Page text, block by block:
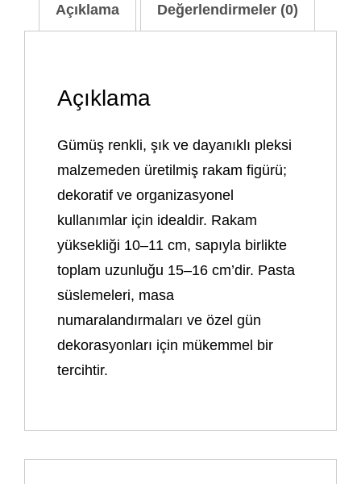
Açıklama Değerlendirmeler (0)
Açıklama
Gümüş renkli, şık ve dayanıklı pleksi
malzemeden üretilmiş rakam figürü;
dekoratif ve organizasyonel
kullanımlar için idealdir. Rakam
yüksekliği 10–11 cm, sapıyla birlikte
toplam uzunluğu 15–16 cm’dir. Pasta
süslemeleri, masa
numaralandırmaları ve özel gün
dekorasyonları için mükemmel bir
tercihtir.